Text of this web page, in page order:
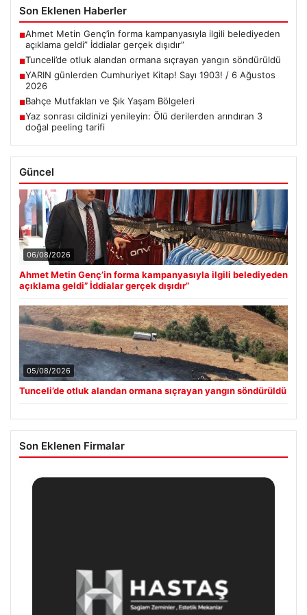
Son Eklenen Haberler
■Ahmet Metin Genç’in forma kampanyasıyla ilgili belediyeden
açıklama geldi” İddialar gerçek dışıdır”
■Tunceli’de otluk alandan ormana sıçrayan yangın söndürüldü
■YARIN günlerden Cumhuriyet Kitap! Sayı 1903! / 6 Ağustos
2026
■Bahçe Mutfakları ve Şık Yaşam Bölgeleri
■Yaz sonrası cildinizi yenileyin: Ölü derilerden arındıran 3
doğal peeling tarifi
Güncel
06/08/2026
Ahmet Metin Genç’in forma kampanyasıyla ilgili belediyeden
açıklama geldi” İddialar gerçek dışıdır”
05/08/2026
Tunceli’de otluk alandan ormana sıçrayan yangın söndürüldü
Son Eklenen Firmalar